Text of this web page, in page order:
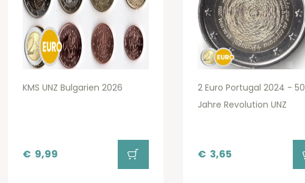
KMS UNZ Bulgarien 2026
€ 9,99
2 Euro Portugal 2024 - 50
Jahre Revolution UNZ
€ 3,65